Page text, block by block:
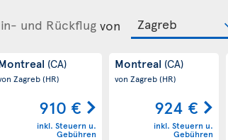
und Rückflugvon
(CA)
Zagreb(HR)
910 €
inkl. Steuern u.
Gebühren
Montreal (CA)
von Zagreb(HR)
924 €
inkl. Steuern u.
Gebühren